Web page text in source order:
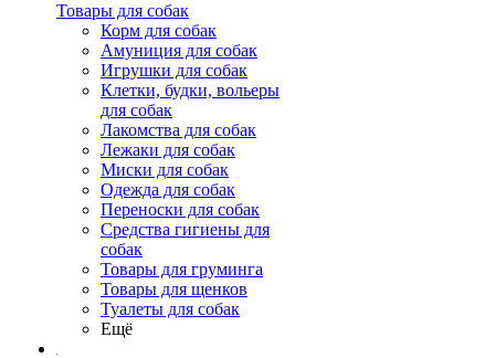
Товары для собак
Корм для собак
Амуниция для собак
Игрушки для собак
Клетки, будки, вольеры
для собак
Лакомства для собак
Лежаки для собак
Миски для собак
Одежда для собак
Переноски для собак
Средства гигиены для
собак
Товары для груминга
Товары для щенков
Туалеты для собак
Ещё